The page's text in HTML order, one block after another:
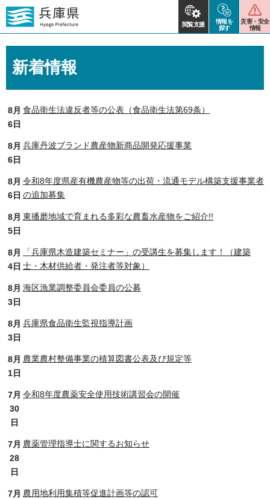
閲覧支援
情報を
探す
災害・安全
情報
新着情報
8月
6日
食品衛生法違反者等の公表（食品衛生法第69条）
8月
6日
兵庫丹波ブランド農産物新商品開発応援事業
8月
6日
令和8年度県産有機農産物等の出荷・流通モデル構築支援事業者
の追加募集
8月
5日
東播磨地域で育まれる多彩な農畜水産物をご紹介!!
8月
4日
「兵庫県木造建築セミナー」の受講生を募集します！（建築
士・木材供給者・発注者等対象）
8月
3日
海区漁業調整委員会委員の公募
8月
3日
兵庫県食品衛生監視指導計画
8月
1日
農業農村整備事業の積算図書公表及び規定等
7月
30
日
令和8年度農薬安全使用技術講習会の開催
7月
28
日
農薬管理指導士に関するお知らせ
7月 農用地利用集積等促進計画等の認可